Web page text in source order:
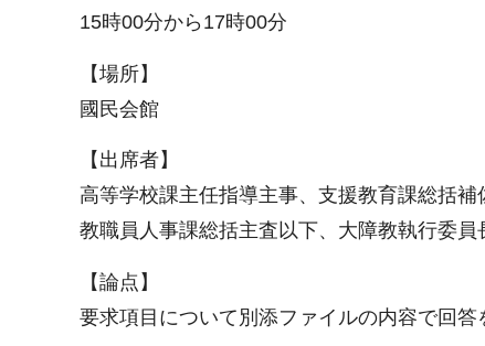
15時00分から17時00分
【場所】
國民会館
【出席者】
高等学校課主任指導主事、支援教育課総括
教職員人事課総括主査以下、大障教執行委員
【論点】
要求項目について別添ファイルの内容で回答